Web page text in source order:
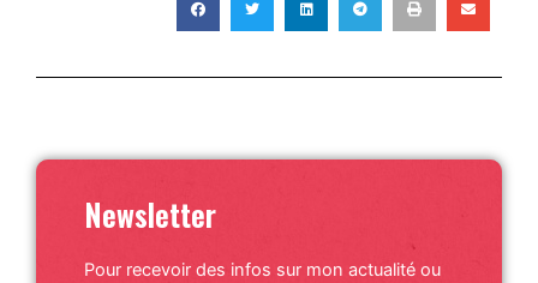
Newsletter
Pour recevoir des infos sur mon actualité ou